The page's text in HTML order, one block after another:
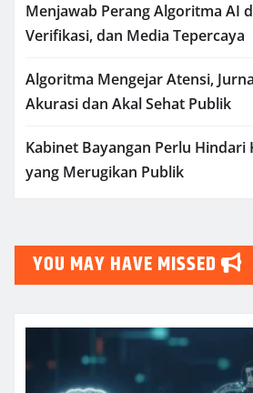
Menjawab Perang Algoritma AI
Verifikasi, dan Media Tepercaya
Algoritma Mengejar Atensi,
Akurasi dan Akal Sehat Publik
Kabinet Bayangan Perlu Hindari
yang Merugikan Publik
YOU MAY HAVE MISSED